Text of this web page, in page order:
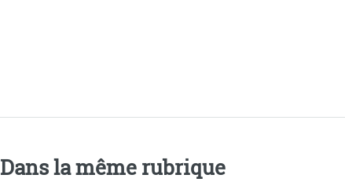
Dans la même rubrique